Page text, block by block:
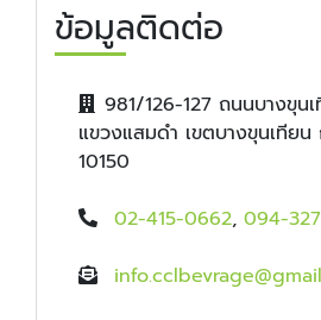
ข้อมูลติดต่อ
981/126-127 ถนนบางขุนเ
แขวงแสมดำ เขตบางขุนเทีย
10150
02-415-0662, 094-